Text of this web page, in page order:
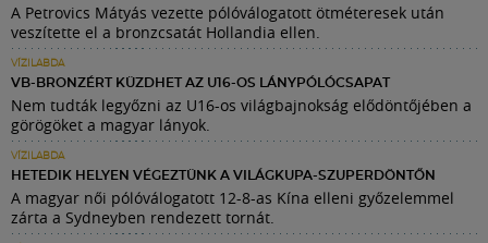
A Petrovics Mátyás vezette pólóválogatott ötméteresek után
veszítette el a bronzcsatát Hollandia ellen.
VÍZILABDA
VB-BRONZÉRT KÜZDHET AZ U16-OS LÁNYPÓLÓCSAPAT
Nem tudták legyőzni az U16-os világbajnokság elődöntőjében a
görögöket a magyar lányok.
VÍZILABDA
HETEDIK HELYEN VÉGEZTÜNK A VILÁGKUPA-SZUPERDÖNTŐN
A magyar női pólóválogatott 12-8-as Kína elleni győzelemmel
zárta a Sydneyben rendezett tornát.